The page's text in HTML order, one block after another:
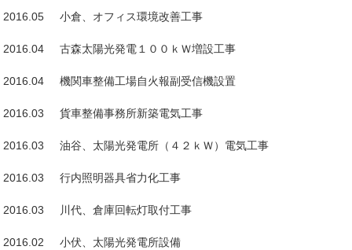
2016.05 小倉、オフィス環境改善工事
2016.04 古森太陽光発電１００ｋＷ増設工事
2016.04 機関車整備工場自火報副受信機設置
2016.03 貨車整備事務所新築電気工事
2016.03 油谷、太陽光発電所（４２ｋＷ）電気工事
2016.03 行内照明器具省力化工事
2016.03 川代、倉庫回転灯取付工事
2016.02 小伏、太陽光発電所設備